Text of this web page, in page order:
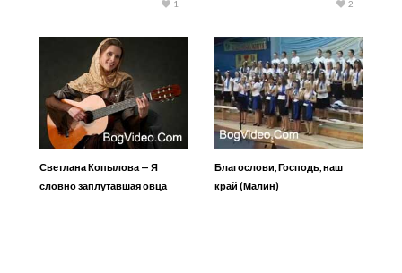
1 2
Светлана Копылова — Я
словно заплутавшая овца
Благослови, Господь, наш
край (Малин)